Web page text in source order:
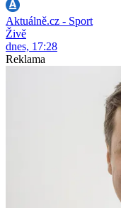
Aktuálně.cz - Sport
Živě
dnes, 17:28
Reklama